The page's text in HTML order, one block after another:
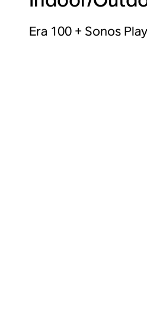
Era 100 + Sonos Play